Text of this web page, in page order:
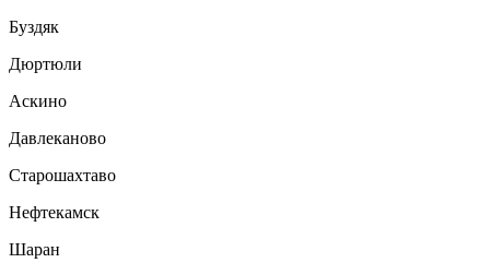
Буздяк
Дюртюли
Аскино
Давлеканово
Старошахтаво
Нефтекамск
Шаран